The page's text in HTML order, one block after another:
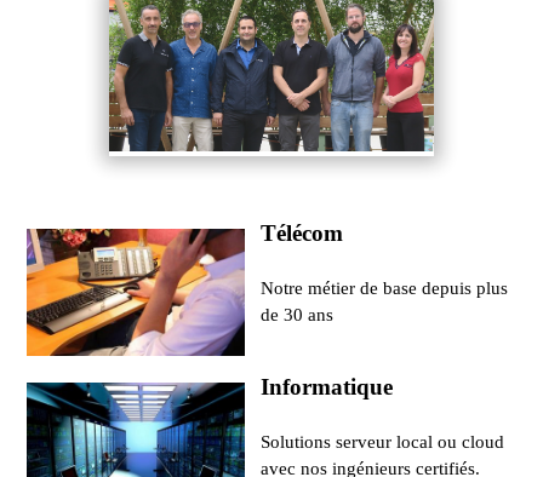
Télécom
Notre métier de base depuis plus
de 30 ans
Informatique
Solutions serveur local ou cloud
avec nos ingénieurs certifiés.